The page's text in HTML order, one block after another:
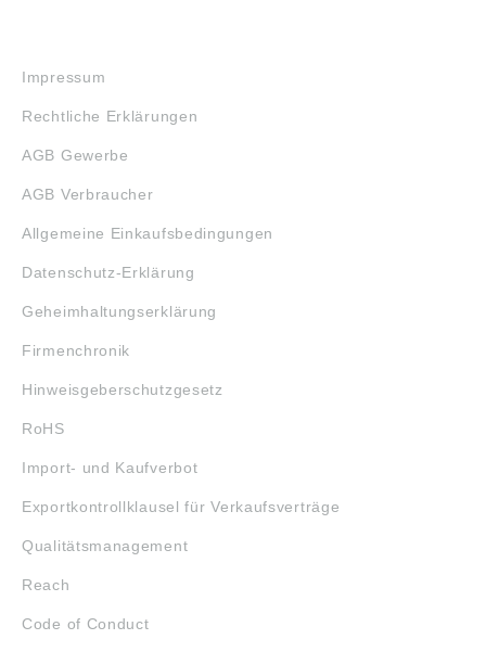
Impressum
Rechtliche Erklärungen
AGB Gewerbe
AGB Verbraucher
Allgemeine Einkaufsbedingungen
Datenschutz-Erklärung
Geheimhaltungserklärung
Firmenchronik
Hinweisgeberschutzgesetz
RoHS
Import- und Kaufverbot
Exportkontrollklausel für Verkaufsverträge
Qualitätsmanagement
Reach
Code of Conduct